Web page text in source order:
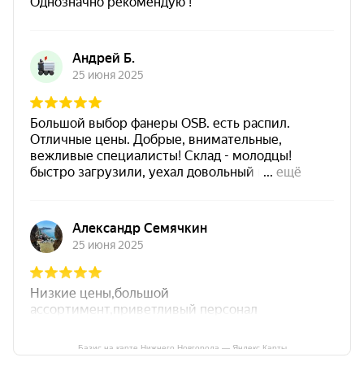
Базис на карте Нижнего Новгорода — Яндекс Карты